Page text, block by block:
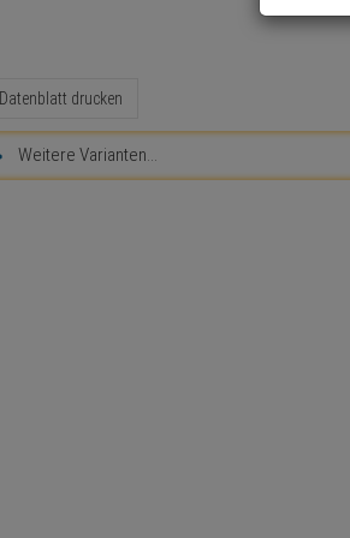
Datenblatt drucken
Weitere Varianten...